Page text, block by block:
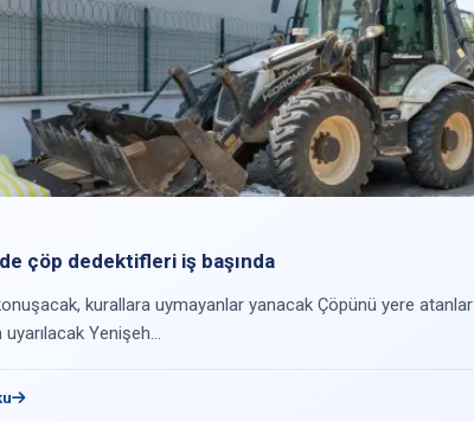
çöp dedektifleri iş başında
kurallara uymayanlar yanacak Çöpünü yere atanlar
Yenişeh...